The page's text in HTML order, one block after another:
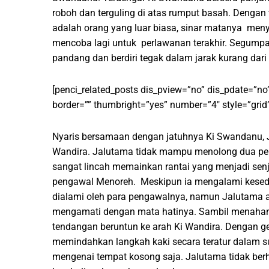
roboh dan terguling di atas rumput basah.
adalah orang yang luar biasa, sinar matanya
mencoba lagi untuk perlawanan terakhir.
pandang dan berdiri tegak dalam jarak kurang
[penci_related_posts dis_pview=”no”
border=”” thumbright=”yes” number=”4″
Nyaris bersamaan dengan jatuhnya Ki
Wandira. Jalutama tidak mampu menolong dua
sangat lincah memainkan rantai yang menjadi
pengawal Menoreh. Meskipun ia mengalami
dialami oleh para pengawalnya, namun Jalutama
mengamati dengan mata hatinya. Sambil
tendangan beruntun ke arah Ki Wandira. Dengan
memindahkan langkah kaki secara teratur dalam
mengenai tempat kosong saja. Jalutama tidak